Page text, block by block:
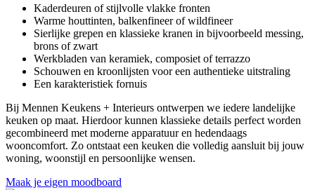
Kaderdeuren of stijlvolle vlakke fronten
Warme houttinten, balkenfineer of wildfineer
Sierlijke grepen en klassieke kranen in bijvoorbeeld messing,
brons of zwart
Werkbladen van keramiek, composiet of terrazzo
Schouwen en kroonlijsten voor een authentieke uitstraling
Een karakteristiek fornuis
Bij Mennen Keukens + Interieurs ontwerpen we iedere landelijke
keuken op maat. Hierdoor kunnen klassieke details perfect worden
gecombineerd met moderne apparatuur en hedendaags
wooncomfort. Zo ontstaat een keuken die volledig aansluit bij jouw
woning, woonstijl en persoonlijke wensen.
Maak je eigen moodboard